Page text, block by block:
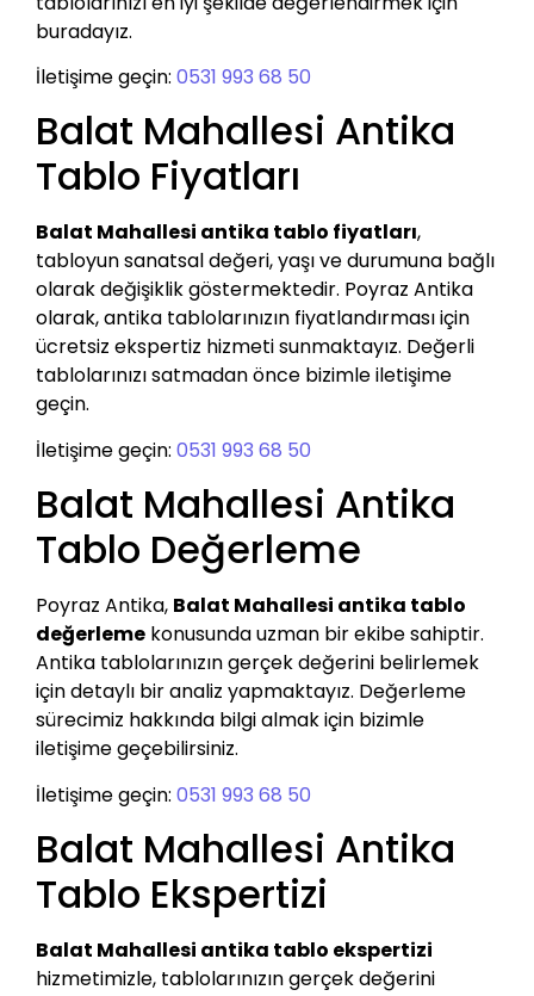
buradayız.
İletişime geçin: 0531 993 68 50
Balat Mahallesi Antika
Tablo Fiyatları
Balat Mahallesi antika tablo fiyatları,
tabloyun sanatsal değeri, yaşı ve durumuna bağlı
olarak değişiklik göstermektedir. Poyraz Antika
olarak, antika tablolarınızın fiyatlandırması için
ücretsiz ekspertiz hizmeti sunmaktayız. Değerli
tablolarınızı satmadan önce bizimle iletişime
geçin.
İletişime geçin: 0531 993 68 50
Balat Mahallesi Antika
Tablo Değerleme
Poyraz Antika, Balat Mahallesi antika tablo
değerleme konusunda uzman bir ekibe sahiptir.
Antika tablolarınızın gerçek değerini belirlemek
için detaylı bir analiz yapmaktayız. Değerleme
sürecimiz hakkında bilgi almak için bizimle
iletişime geçebilirsiniz.
İletişime geçin: 0531 993 68 50
Balat Mahallesi Antika
Tablo Ekspertizi
Balat Mahallesi antika tablo ekspertizi
hizmetimizle, tablolarınızın gerçek değerini